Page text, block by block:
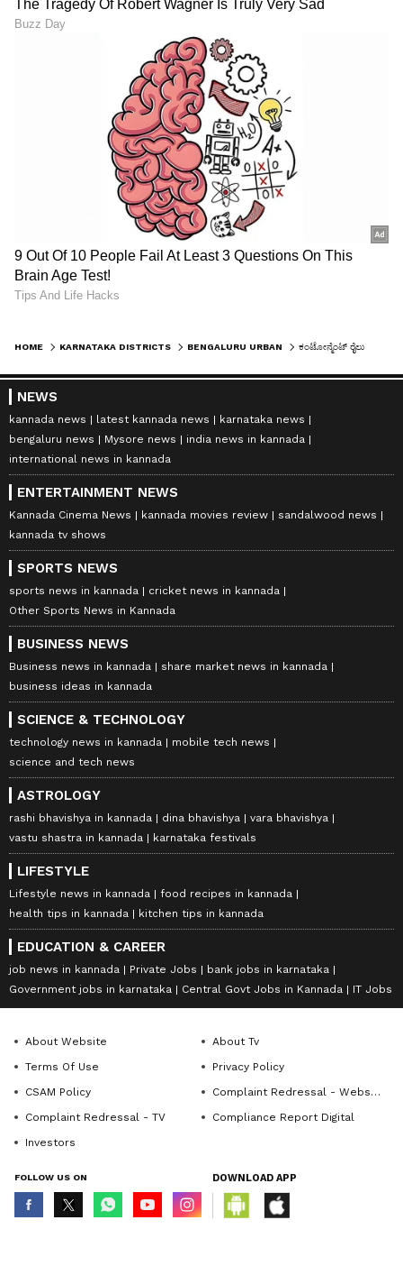
HOME KARNATAKA DISTRICTS BENGALURU URBAN
NEWS
kannada news latest kannada news
karnataka news
bengaluru news
Mysore news
india news in kannada
international news in kannada
ENTERTAINMENT NEWS
Kannada Cinema News kannada movies review
sandalwood news
kannada tv shows
SPORTS NEWS
sports news in kannada
cricket news in kannada
Other Sports News in Kannada
BUSINESS NEWS
Business news in kannada
share market news in kannada
business ideas in kannada
SCIENCE & TECHNOLOGY
technology news in kannada
mobile tech news
science and tech news
ASTROLOGY
rashi bhavishya in kannada dina bhavishya
vara bhavishya
vastu shastra in kannada
karnataka festivals
LIFESTYLE
Lifestyle news in kannada
food recipes in kannada
health tips in kannada
kitchen tips in kannada
EDUCATION & CAREER
job news in kannada Private Jobs
bank jobs in karnataka
Government jobs in karnataka
Central Govt Jobs in Kannada IT Jobs
About Website
About Tv
Terms Of Use
Privacy Policy
CSAM Policy
Complaint Redressal - Website
Complaint Redressal - TV
Compliance Report Digital
Investors
FOLLOW US ON DOWNLOAD APP